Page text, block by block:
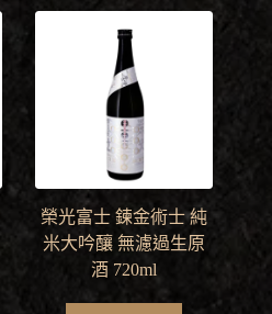
榮光富士 鍊金術士 純
米大吟釀 無濾過生原
酒 720ml